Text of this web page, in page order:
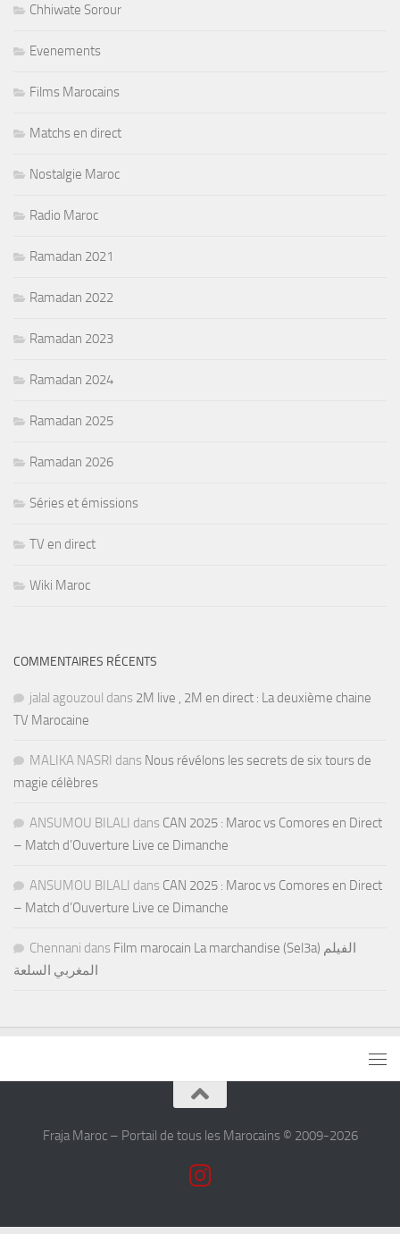
Chhiwate Sorour
Evenements
Films Marocains
Matchs en direct
Nostalgie Maroc
Radio Maroc
Ramadan 2021
Ramadan 2022
Ramadan 2023
Ramadan 2024
Ramadan 2025
Ramadan 2026
Séries et émissions
TV en direct
Wiki Maroc
COMMENTAIRES RÉCENTS
jalal agouzoul dans 2M live , 2M en direct : La deuxième chaine
TV Marocaine
MALIKA NASRI dans Nous révélons les secrets de six tours de
magie célèbres
ANSUMOU BILALI dans CAN 2025 : Maroc vs Comores en Direct
– Match d’Ouverture Live ce Dimanche
ANSUMOU BILALI dans CAN 2025 : Maroc vs Comores en Direct
– Match d’Ouverture Live ce Dimanche
Chennani dans Film marocain La marchandise (Sel3a) الفيلم
المغربي السلعة
Fraja Maroc – Portail de tous les Marocains © 2009-2026